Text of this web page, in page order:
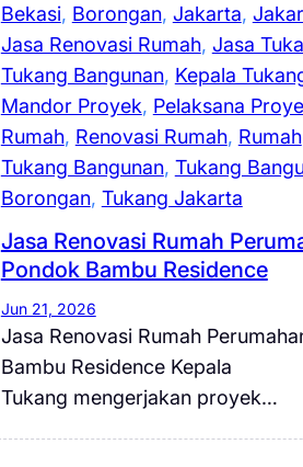
Bekasi, Borongan, Jakarta,
Jasa Renovasi Rumah, Jasa
Tukang Bangunan, Kepala
Mandor Proyek, Pelaksana
Rumah, Renovasi Rumah, Rumah
Tukang Bangunan, Tukang
Borongan, Tukang Jakarta
Jasa Renovasi Rumah
Pondok Bambu Residence
Jun 21, 2026
Jasa Renovasi Rumah
Bambu Residence Kepala
Tukang mengerjakan proyek…